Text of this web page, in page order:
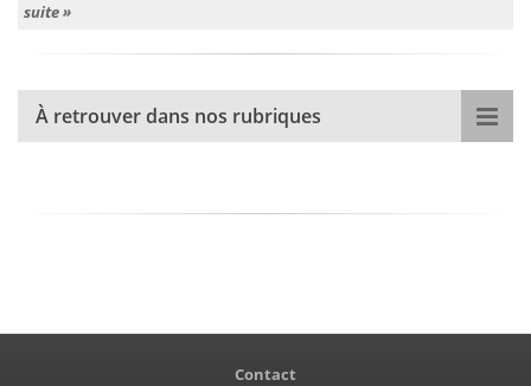
suite »
À retrouver dans nos rubriques
Contact